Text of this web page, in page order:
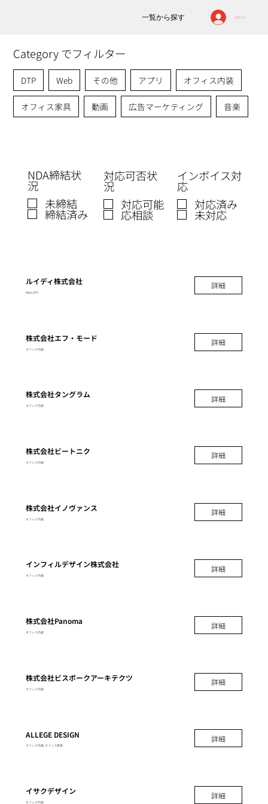
ログイン
一覧から探す
Category でフィルター
DTP Web その他 アプリ オフィス内装
オフィス家具 動画 広告マーケティング 音楽
NDA締結状
況
未締結
締結済み
対応可否状
況
対応可能
応相談
インボイス対
応
対応済み
未対応
詳細
ルイディ株式会社
Web, DTP
詳細
株式会社エフ・モード
オフィス内装
詳細
株式会社タングラム
オフィス内装
詳細
株式会社ビートニク
オフィス内装
詳細
株式会社イノヴァンス
オフィス内装
詳細
インフィルデザイン株式会社
オフィス内装
詳細
株式会社Panoma
オフィス内装
詳細
株式会社ビスポークアーキテクツ
オフィス内装
詳細
ALLEGE DESIGN
オフィス内装, オフィス家具
詳細
イサクデザイン
オフィス内装